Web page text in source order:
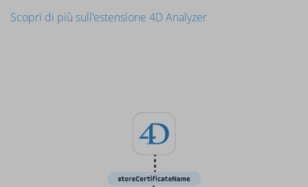
Scopri di più sull'estensione 4D Analyzer